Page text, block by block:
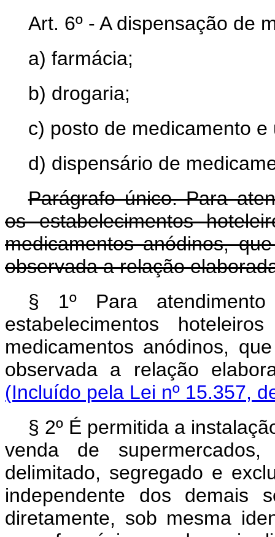
Art. 6º - A dispensação de
a) farmácia;
b) drogaria;
c) posto de medicamento
d) dispensário de
Parágrafo único. Para
os estabelecimentos
medicamentos anódinos,
observada a relação
§ 1º Para
estabelecimentos
medicamentos anódinos,
observada a relação
(Incluído pela Lei nº 15.357,
§ 2º É permitida a
venda de
delimitado, segregado e
independente dos demais
diretamente, sob mesma